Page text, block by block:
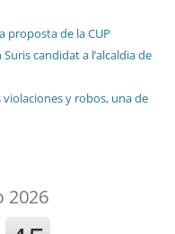
proposta de la CUP
candidat a l’alcaldia de
y robos, una de